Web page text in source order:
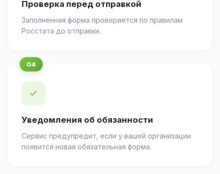
Проверка перед отправкой
Заполненная форма проверяется по правилам
Росстата до отправки.
✓
Уведомления об обязанности
Сервис предупредит, если у вашей организации
появится новая обязательная форма.